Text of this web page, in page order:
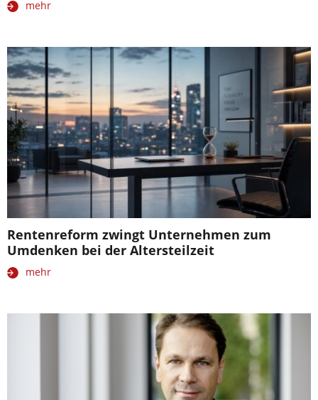
mehr
Rentenreform zwingt Unternehmen zum
Umdenken bei der Altersteilzeit
mehr